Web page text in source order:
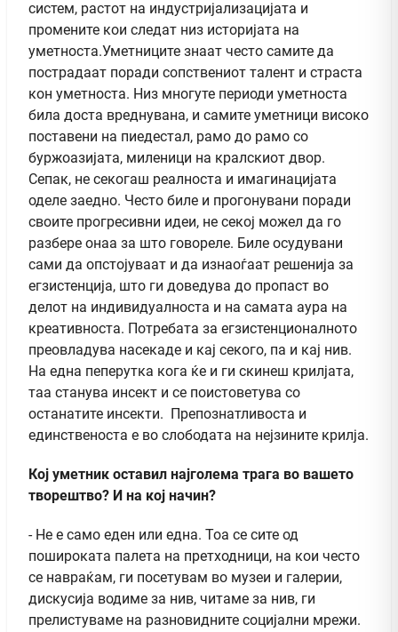
систем, растот на индустријализацијата и
промените кои следат низ историјата на
уметноста.Уметниците знаат често самите да
пострадаат поради сопствениот талент и страста
кон уметноста. Низ многуте периоди уметноста
била доста вреднувана, и самите уметници високо
поставени на пиедестал, рамо до рамо со
буржоазијата, миленици на кралскиот двор.
Сепак, не секогаш реалноста и имагинацијата
оделе заедно. Често биле и прогонувани поради
своите прогресивни идеи, не секој можел да го
разбере онаа за што говореле. Биле осудувани
сами да опстојуваат и да изнаоѓаат решенија за
егзистенција, што ги доведува до пропаст во
делот на индивидуалноста и на самата аура на
креативноста. Потребата за егзистенционалното
преовладува насекаде и кај секого, па и кај нив.
На една пеперутка кога ќе и ги скинеш крилјата,
таа станува инсект и се поистоветува со
останатите инсекти. Препознатливоста и
единственоста е во слободата на нејзините крилја.
Кој уметник оставил најголема трага во вашето
творештво? И на кој начин?
- Не е само еден или една. Тоа се сите од
пошироката палета на претходници, на кои често
се навраќам, ги посетувам во музеи и галерии,
дискусија водиме за нив, читаме за нив, ги
прелистуваме на разновидните социјални мрежи.